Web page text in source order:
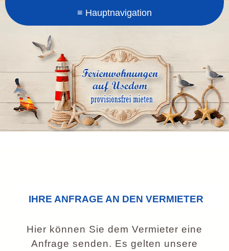
IHRE ANFRAGE AN DEN VERMIETER
Hier können Sie dem Vermieter eine
Anfrage senden. Es gelten unsere